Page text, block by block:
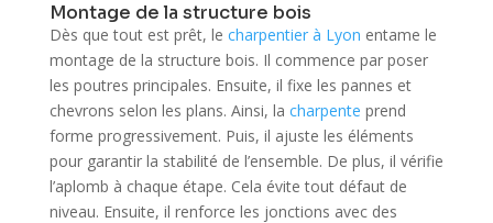
Montage de la structure bois
Dès que tout est prêt, le charpentier à Lyon entame le
montage de la structure bois. Il commence par poser
les poutres principales. Ensuite, il fixe les pannes et
chevrons selon les plans. Ainsi, la charpente prend
forme progressivement. Puis, il ajuste les éléments
pour garantir la stabilité de l’ensemble. De plus, il vérifie
l’aplomb à chaque étape. Cela évite tout défaut de
niveau. Ensuite, il renforce les jonctions avec des